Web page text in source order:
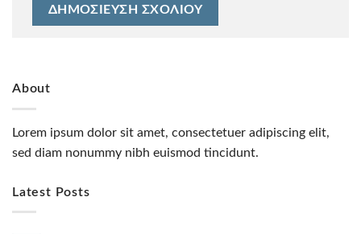
About
Lorem ipsum dolor sit amet, consectetuer adipiscing elit,
sed diam nonummy nibh euismod tincidunt.
Latest Posts